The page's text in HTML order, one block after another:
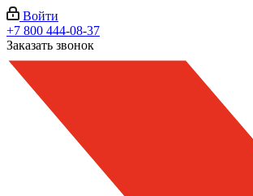
Войти
+7 800 444-08-37
Заказать звонок